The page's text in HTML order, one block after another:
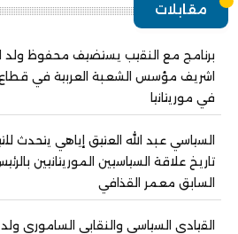
مقابلات
برنامج مع النقيب يستضيف محفوظ ولد
اشريف مؤسس الشعبة العربية في
في موريتانيا
السياسي عبد الله العتيق إياهي يتحدث
تاريخ علاقة السياسيين الموريتانيين
السابق معمر القذافي
القيادي السياسي والنقابي الساموري